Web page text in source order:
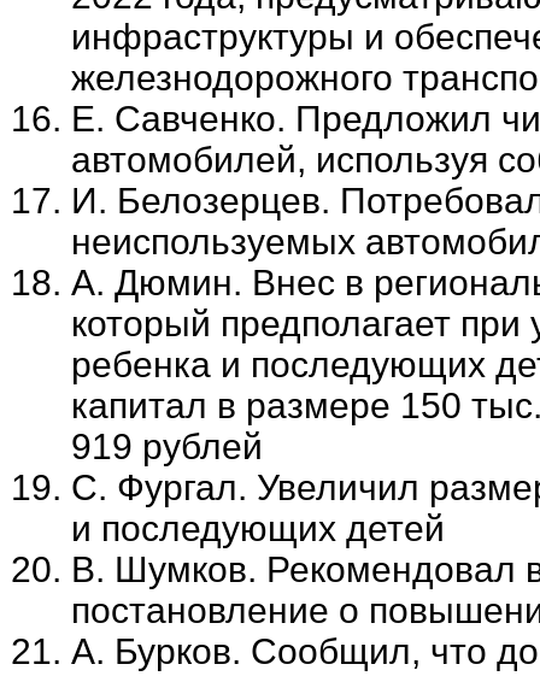
инфраструктуры и
железнодорожного
Е. Савченко. Предложил
автомобилей, используя
И. Белозерцев.
неиспользуемых
А. Дюмин. Внес в
который предполагает
ребенка и последующих
капитал в размере 150
919 рублей
С. Фургал. Увеличил
и последующих детей
В. Шумков. Рекомендовал
постановление о
А. Бурков. Сообщил, что